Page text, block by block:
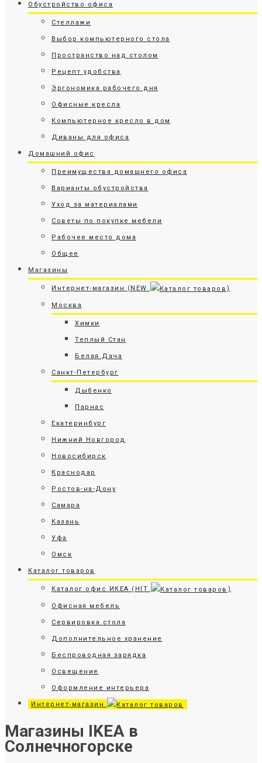
Обустройство офиса
Стеллажи
Выбор компьютерного стола
Пространство над столом
Рецепт удобства
Эргономика рабочего дня
Офисные кресла
Компьютерное кресло в дом
Диваны для офиса
Домашний офис
Преимущества домашнего офиса
Варианты обустройства
Уход за материалами
Советы по покупке мебели
Рабочее место дома
Общее
Магазины
Интернет-магазин (NEW )
Москва
Химки
Теплый Стан
Белая Дача
Санкт-Петербург
Дыбенко
Парнас
Екатеринбург
Нижний Новгород
Новосибирск
Краснодар
Ростов-на-Дону
Самара
Казань
Уфа
Омск
Каталог товаров
Каталог офис ИКЕА (HIT )
Офисная мебель
Сервировка стола
Дополнительное хранение
Беспроводная зарядка
Освещение
Оформление интерьера
Интернет-магазин
Магазины IKEA в
Солнечногорске